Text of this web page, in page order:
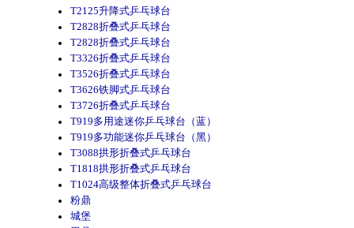
T2125升降式乒乓球台
T2828折叠式乒乓球台
T2828折叠式乒乓球台
T3326折叠式乒乓球台
T3526折叠式乒乓球台
T3626铁脚式乒乓球台
T3726折叠式乒乓球台
T919多用途迷你乒乓球台（蓝）
T919多功能迷你乒乓球台（黑）
T3088拱形折叠式乒乓球台
T1818拱形折叠式乒乓球台
T1024高级整体折叠式乒乓球台
粉鼎
城堡